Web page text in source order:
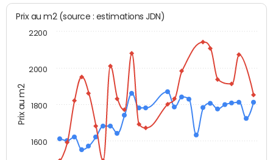
Prix au m2
Prix au m2 (source : estimations JDN)
1600
1800
2000
2200